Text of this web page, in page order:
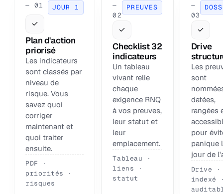
— 01 JOUR 1
✓
Plan d'action
priorisé
Les indicateurs
sont classés par
niveau de
risque. Vous
savez quoi
corriger
maintenant et
quoi traiter
ensuite.
PDF ·
priorités ·
risques
—
02
PREUVES
✓
Checklist 32
indicateurs
Un tableau
vivant relie
chaque
exigence RNQ
à vos preuves,
leur statut et
leur
emplacement.
Tableau ·
liens ·
statut
—
03
✓
Drive
Les
sont
datées,
rangées
pour
panique
jour de
Drive ·
indexé